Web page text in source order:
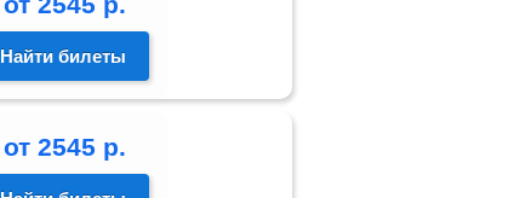
Найти билеты
от 2545 р.